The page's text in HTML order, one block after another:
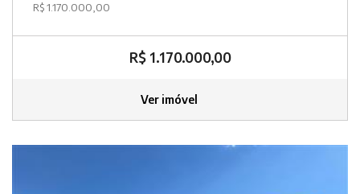
R$ 1.170.000,00
R$ 1.170.000,00
Ver imóvel